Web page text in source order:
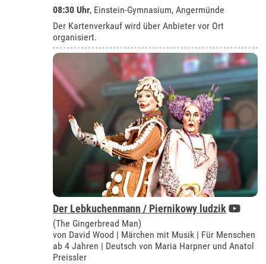
08:30 Uhr, Einstein-Gymnasium, Angermünde
Der Kartenverkauf wird über Anbieter vor Ort
organisiert.
Der Lebkuchenmann / Piernikowy ludzik
(The Gingerbread Man)
von David Wood | Märchen mit Musik | Für Menschen
ab 4 Jahren | Deutsch von Maria Harpner und Anatol
Preissler